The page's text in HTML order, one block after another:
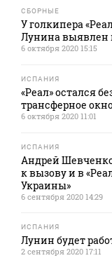
СБОРНЫЕ
У голкипера
Лунина выявлен
6 октября 2020 15:15
ИСПАНИЯ
«Реал» остался
трансферное
6 октября 2020 11:01
ИСПАНИЯ
Андрей
к вызову и в
Украины»
6 сентября 2020 14:29
ИСПАНИЯ
Лунин будет
2 сентября 2020 17:11